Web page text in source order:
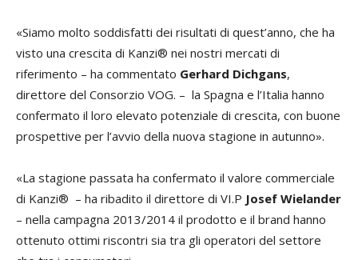
«Siamo molto soddisfatti dei risultati di quest’anno, che ha
visto una crescita di Kanzi® nei nostri mercati di
riferimento – ha commentato Gerhard Dichgans,
direttore del Consorzio VOG. – la Spagna e l’Italia hanno
confermato il loro elevato potenziale di crescita, con buone
prospettive per l’avvio della nuova stagione in autunno».
«La stagione passata ha confermato il valore commerciale
di Kanzi® – ha ribadito il direttore di VI.P Josef Wielander
– nella campagna 2013/2014 il prodotto e il brand hanno
ottenuto ottimi riscontri sia tra gli operatori del settore